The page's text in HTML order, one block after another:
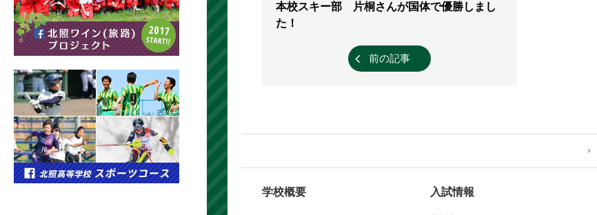
本校スキー部 片桐さんが国体で優勝しまし
た！
前の記事
学校概要 入試情報